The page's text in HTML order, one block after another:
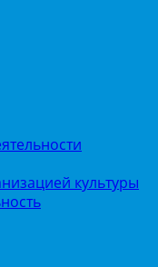
культуры